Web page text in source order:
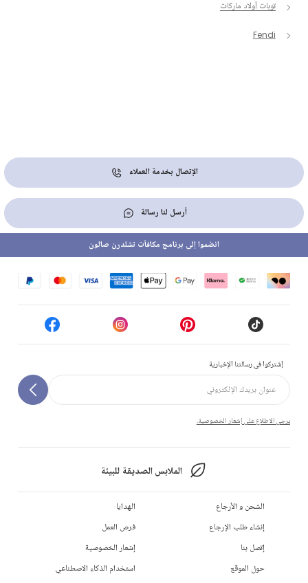
توبات أولاد ماركات
Fendi
الإتصال بخدمة العملاء
أرسل لنا رسالة
إشتركوا في رسالتنا الإخبارية
يرجى الاطلاع على إشعار الخصوصية.
الملابس الصديقة للبيئة
انضموا إلى برنامج مكافآت تشلدرن صالون
الشحن و الأرجاع
إنشاء طلب الإرجاع
إتصل بنا
حول الموقع
الهدايا
فرص العمل
إشعار الخصوصية
استخدام الذكاء الاصطناعي